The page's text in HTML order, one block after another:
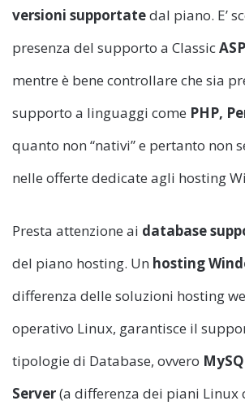
versioni supportatedal piano. E’
presenza del supporto a Classic
mentre è bene controllare che sia
supporto a linguaggi come PHP,
quanto non “nativi” e pertanto non
nelle offerte dedicate agli hosting
Presta attenzione ai database
del piano hosting. Un hosting
differenza delle soluzioni hosting
operativo Linux, garantisce il
tipologie di Database, ovvero
Server(a differenza dei piani Linux